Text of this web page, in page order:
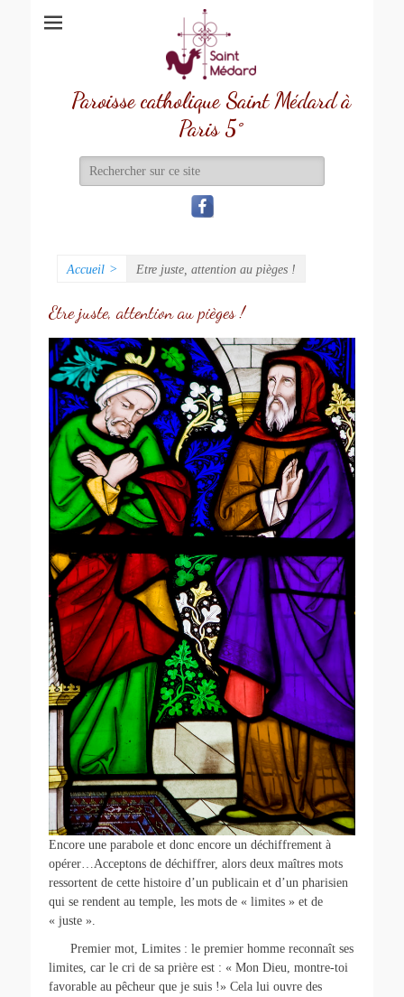
Paroisse catholique Saint Médard à
Paris 5°
Recherche
de:
Accueil > Etre juste, attention au pièges !
Etre juste, attention au pièges !
Encore une parabole et donc encore un déchiffrement à
opérer…Acceptons de déchiffrer, alors deux maîtres mots
ressortent de cette histoire d’un publicain et d’un pharisien
qui se rendent au temple, les mots de « limites » et de
« juste ».
Premier mot, Limites : le premier homme reconnaît ses
limites, car le cri de sa prière est : « Mon Dieu, montre-toi
favorable au pêcheur que je suis !» Cela lui ouvre des